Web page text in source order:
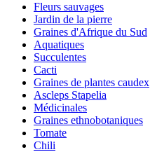
Fleurs sauvages
Jardin de la pierre
Graines d'Afrique du Sud
Aquatiques
Succulentes
Cacti
Graines de plantes caudex
Ascleps Stapelia
Médicinales
Graines ethnobotaniques
Tomate
Chili